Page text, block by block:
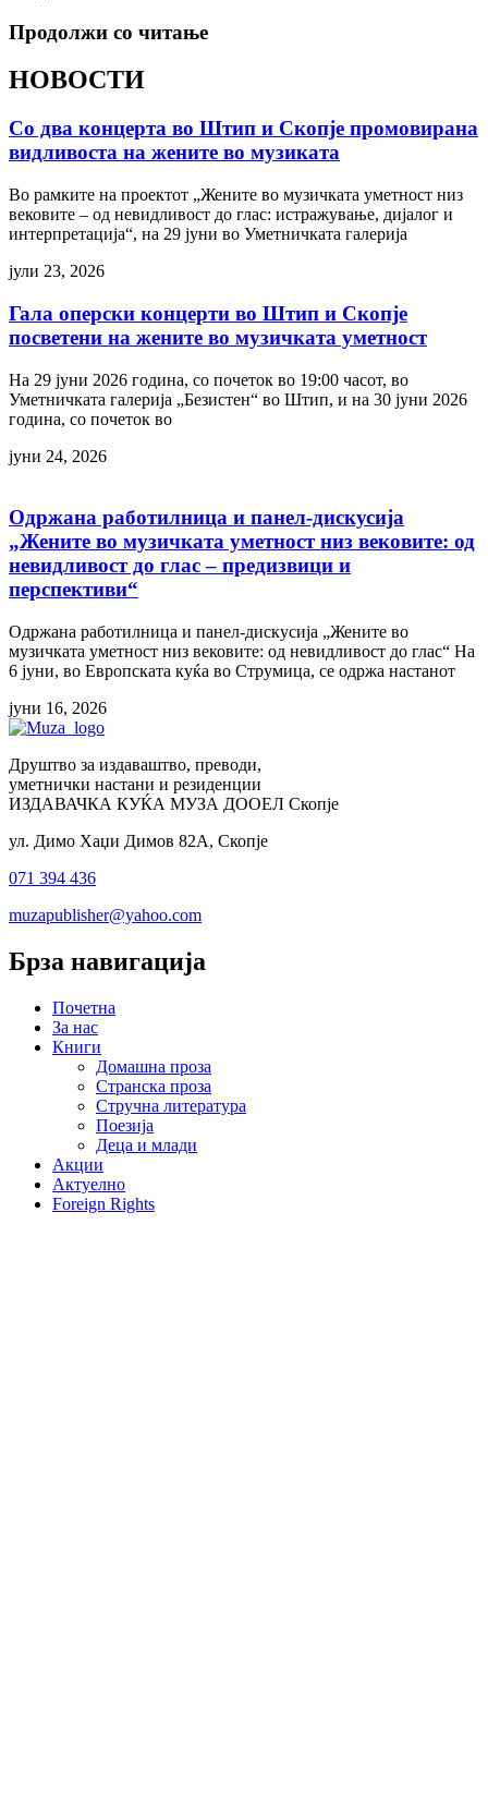
Продолжи со читање
НОВОСТИ
Со два концерта во Штип и Скопје промовирана
видливоста на жените во музиката
Во рамките на проектот „Жените во музичката уметност низ
вековите – од невидливост до глас: истражување, дијалог и
интерпретација“, на 29 јуни во Уметничката галерија
јули 23, 2026
Гала оперски концерти во Штип и Скопје
посветени на жените во музичката уметност
На 29 јуни 2026 година, со почеток во 19:00 часот, во
Уметничката галерија „Безистен“ во Штип, и на 30 јуни 2026
година, со почеток во
јуни 24, 2026
Одржана работилница и панел-дискусија
„Жените во музичката уметност низ вековите: од
невидливост до глас – предизвици и
перспективи“
Одржана работилница и панел-дискусија „Жените во
музичката уметност низ вековите: од невидливост до глас“ На
6 јуни, во Европската куќа во Струмица, се одржа настанот
јуни 16, 2026
Друштво за издаваштво, преводи,
уметнички настани и резиденции
ИЗДАВАЧКА КУЌА МУЗА ДООЕЛ Скопје
ул. Димо Хаџи Димов 82А, Скопје
071 394 436
muzapublisher@yahoo.com
Брза навигација
Почетна
За нас
Книги
Домашна проза
Странска проза
Стручна литература
Поезија
Деца и млади
Акции
Актуелно
Foreign Rights